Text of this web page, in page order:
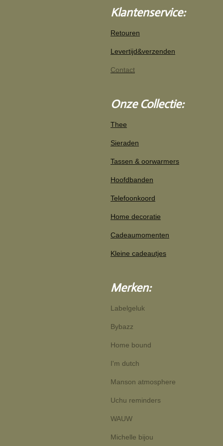
e
b
o
k
a
g
a
Klantenservice:
Retouren
Levertijd&verzenden
Contact
Onze Collectie:
Thee
Sieraden
Tassen & oorwarmers
Hoofdbanden
Telefoonkoord
Home decoratie
Cadeaumomenten
Kleine cadeautjes
Merken:
Labelgeluk
Bybazz
Home bound
I'm dutch
Manson atmosphere
Uchu reminders
WAUW
Michelle bijou